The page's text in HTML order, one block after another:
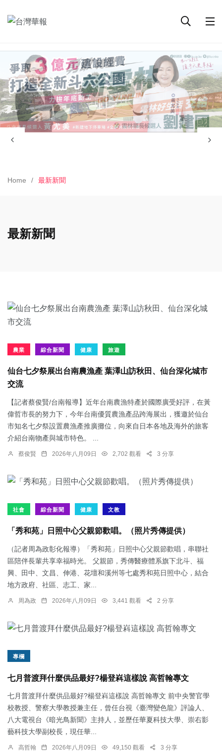
Home 最新新聞
最新新聞
農業 綜合新聞 健康 旅遊
仙台七夕祭展出台南農漁產 葉澤山訪秋田、仙台深化城市
交流
【記者蔡俊賢/台南報導】近年台南農漁特產於國際廣受好評，在黃
偉哲市長的努力下，今年台南優質農漁產品跨海展出，獲邀於仙台
市知名七夕祭設置農漁產推廣攤位，向來自日本各地及海外的旅客
介紹台南物產與城市特色。 ...
蔡俊賢 2026年八月09日 2,702 觀看 3 分享
社會 綜合新聞 健康 文教
「秀和苑」日照中心父親節歡唱。（照片秀傳提供）
（記者周為政彰化報導）「秀和苑」日照中心父親節歡唱，串聯社
區陪伴長輩共享幸福時光。 父親節，秀傳醫療體系旗下北斗、福
興、田中、文昌、伸港、花壇和溪州等七處秀和苑日照中心，結合
地方政府、社區、志工、家...
周為政 2026年八月09日 3,441 觀看 2 分享
專欄
七月普渡拜什麼供品最好?楊登嵙這樣說 高哲翰專文
七月普渡拜什麼供品最好?楊登嵙這樣說 高哲翰專文 前中央警官學
校教授、警察大學教授兼主任，曾任台視《臺灣變色龍》評論人、
八大電視台《暗光鳥新聞》主持人，並歷任華夏科技大學、崇右影
藝科技大學副校長，現任華...
高哲翰 2026年八月09日 49,150 觀看 3 分享